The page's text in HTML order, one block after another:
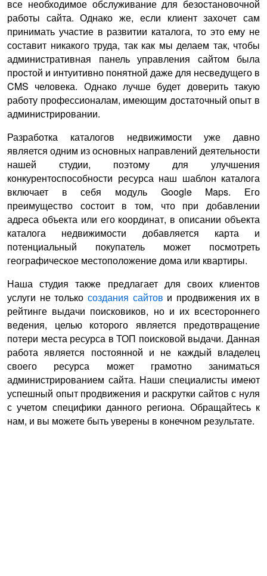
все необходимое обслуживание для безостановочной
работы сайта. Однако же, если клиент захочет сам
принимать участие в развитии каталога, то это ему не
составит никакого труда, так как мы делаем так, чтобы
административная панель управления сайтом была
простой и интуитивно понятной даже для несведущего в
CMS человека. Однако лучше будет доверить такую
работу профессионалам, имеющим достаточный опыт в
администрировании.
Разработка каталогов недвижимости уже давно
является одним из основных направлений деятельности
нашей студии, поэтому для улучшения
конкурентоспособности ресурса наш шаблон каталога
включает в себя модуль Google Maps. Его
преимущество состоит в том, что при добавлении
адреса объекта или его координат, в описании объекта
каталога недвижимости добавляется карта и
потенциальный покупатель может посмотреть
географическое местоположение дома или квартиры.
Наша студия также предлагает для своих клиентов
услуги не только создания сайтов и продвижения их в
рейтинге выдачи поисковиков, но и их всестороннего
ведения, целью которого является предотвращение
потери места ресурса в ТОП поисковой выдачи. Данная
работа является постоянной и не каждый владелец
своего ресурса может грамотно заниматься
администрированием сайта. Наши специалисты имеют
успешный опыт продвижения и раскрутки сайтов с нуля
с учетом специфики данного региона. Обращайтесь к
нам, и вы можете быть уверены в конечном результате.